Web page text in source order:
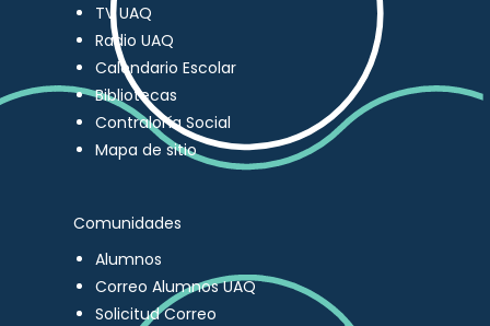
TV UAQ
Radio UAQ
Calendario Escolar
Bibliotecas
Contraloría Social
Mapa de sitio
Comunidades
Alumnos
Correo Alumnos UAQ
Solicitud Correo